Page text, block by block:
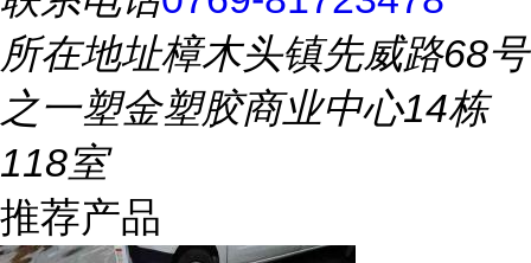
所在地址樟木头镇先威路68号
之一塑金塑胶商业中心14栋
118室
推荐产品